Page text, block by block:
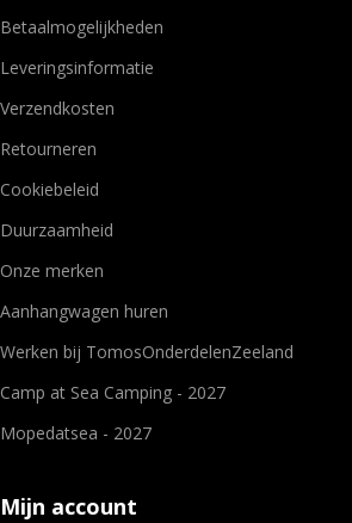
Betaalmogelijkheden
Leveringsinformatie
Verzendkosten
Retourneren
Cookiebeleid
Duurzaamheid
Onze merken
Aanhangwagen huren
Werken bij TomosOnderdelenZeeland
Camp at Sea Camping - 2027
Mopedatsea - 2027
Mijn account